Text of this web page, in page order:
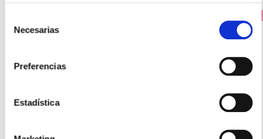
Necesarias
Preferencias
Estadística